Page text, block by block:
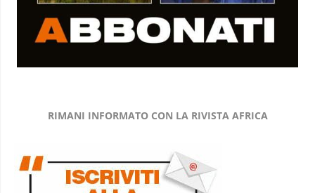
RIMANI INFORMATO CON LA RIVISTA AFRICA